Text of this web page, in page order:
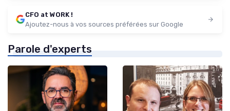
CFO at WORK !
Ajoutez-nous à vos sources préférées sur Google
Parole d'experts